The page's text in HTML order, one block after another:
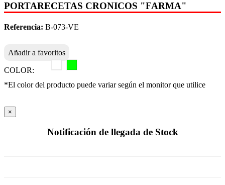
PORTARECETAS CRONICOS "FARMA"
Referencia: B-073-VE
Añadir a favoritos
COLOR:
*El color del producto puede variar según el monitor que utilice
×
Notificación de llegada de Stock